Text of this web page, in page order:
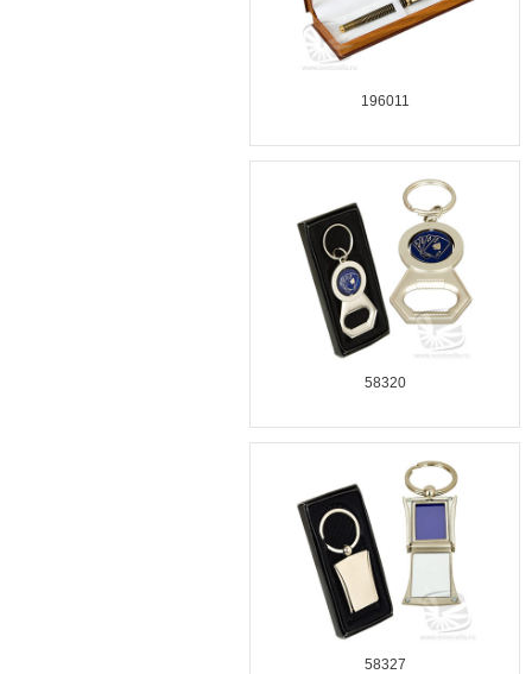
196011
58320
58327